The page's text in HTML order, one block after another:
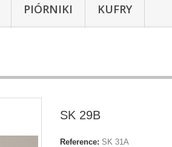
PIÓRNIKI KUFRY
SK 29B
Reference: SK 31A